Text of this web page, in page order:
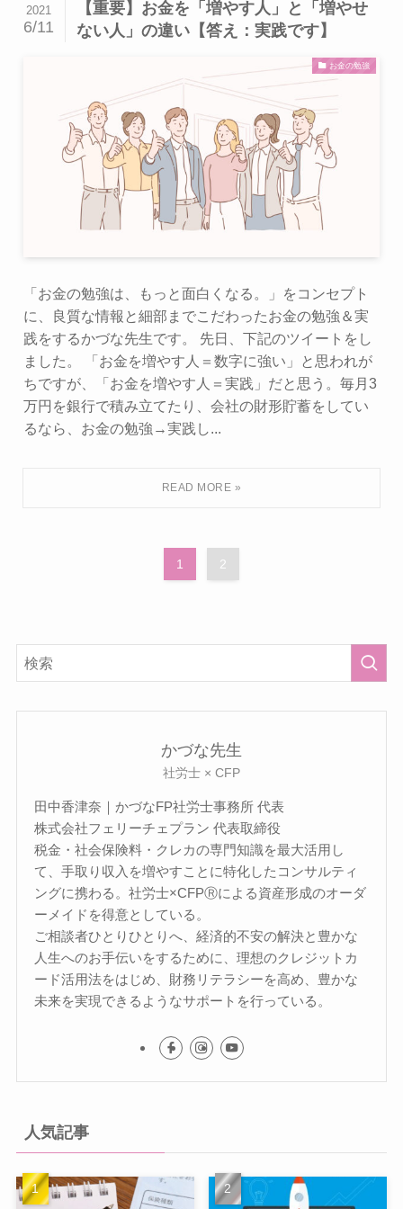
【重要】お金を「増やす人」と「増やせ
ない人」の違い【答え：実践です】
2021
6/11
お金の勉強
「お金の勉強は、もっと面白くなる。」をコンセプト
に、良質な情報と細部までこだわったお金の勉強＆実
践をするかづな先生です。 先日、下記のツイートをし
ました。 「お金を増やす人＝数字に強い」と思われが
ちですが、「お金を増やす人＝実践」だと思う。毎月3
万円を銀行で積み立てたり、会社の財形貯蓄をしてい
るなら、お金の勉強→実践し...
1 2
かづな先生
社労士 × CFP
田中香津奈｜かづなFP社労士事務所 代表
株式会社フェリーチェプラン 代表取締役
税金・社会保険料・クレカの専門知識を最大活用し
て、手取り収入を増やすことに特化したコンサルティ
ングに携わる。社労士×CFPⓇによる資産形成のオーダ
ーメイドを得意としている。
ご相談者ひとりひとりへ、経済的不安の解決と豊かな
人生へのお手伝いをするために、理想のクレジットカ
ード活用法をはじめ、財務リテラシーを高め、豊かな
未来を実現できるようなサポートを行っている。
人気記事